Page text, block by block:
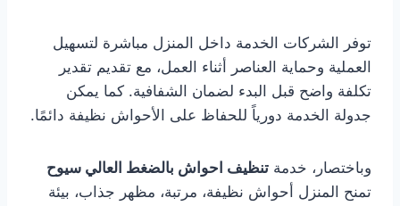
توفر الشركات الخدمة داخل المنزل مباشرة لتسهيل
العملية وحماية العناصر أثناء العمل، مع تقديم تقدير
تكلفة واضح قبل البدء لضمان الشفافية. كما يمكن
جدولة الخدمة دورياً للحفاظ على الأحواش نظيفة دائمًا.
وباختصار، خدمة تنظيف احواش بالضغط العالي سيوح
تمنح المنزل أحواش نظيفة، مرتبة، مظهر جذاب، بيئة